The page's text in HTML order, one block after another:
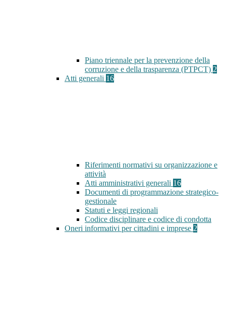
Piano triennale per la prevenzione della
corruzione e della trasparenza (PTPCT) 2
Atti generali 16
Riferimenti normativi su organizzazione e
attività
Atti amministrativi generali 16
Documenti di programmazione strategico-
gestionale
Statuti e leggi regionali
Codice disciplinare e codice di condotta
Oneri informativi per cittadini e imprese 2